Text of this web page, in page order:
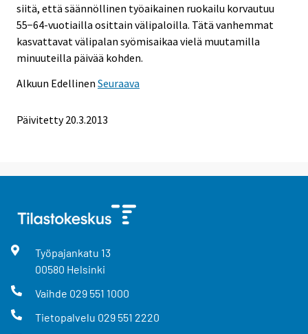
siitä, että säännöllinen työaikainen ruokailu korvautuu
55−64-vuotiailla osittain välipaloilla. Tätä vanhemmat
kasvattavat välipalan syömisaikaa vielä muutamilla
minuuteilla päivää kohden.
Alkuun Edellinen Seuraava
Päivitetty 20.3.2013
Työpajankatu 13
00580 Helsinki
Vaihde 029 551 1000
Tietopalvelu 029 551 2220